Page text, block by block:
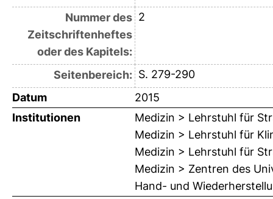
Nummer des
Zeitschriftenheftes
oder des Kapitels:
2
Seitenbereich: S. 279-290
Datum
2015
Institutionen
Medizin > Lehrstuhl für
Medizin > Lehrstuhl für
Medizin > Lehrstuhl für
Medizin > Zentren des
Hand- und